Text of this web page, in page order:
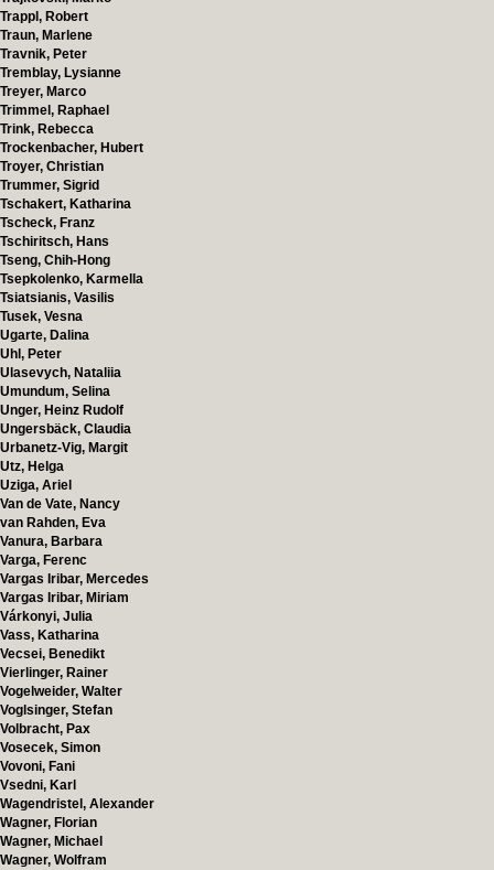
Trappl, Robert
Traun, Marlene
Travnik, Peter
Tremblay, Lysianne
Treyer, Marco
Trimmel, Raphael
Trink, Rebecca
Trockenbacher, Hubert
Troyer, Christian
Trummer, Sigrid
Tschakert, Katharina
Tscheck, Franz
Tschiritsch, Hans
Tseng, Chih-Hong
Tsepkolenko, Karmella
Tsiatsianis, Vasilis
Tusek, Vesna
Ugarte, Dalina
Uhl, Peter
Ulasevych, Nataliia
Umundum, Selina
Unger, Heinz Rudolf
Ungersbäck, Claudia
Urbanetz-Vig, Margit
Utz, Helga
Uziga, Ariel
Van de Vate, Nancy
van Rahden, Eva
Vanura, Barbara
Varga, Ferenc
Vargas Iribar, Mercedes
Vargas Iribar, Miriam
Várkonyi, Julia
Vass, Katharina
Vecsei, Benedikt
Vierlinger, Rainer
Vogelweider, Walter
Voglsinger, Stefan
Volbracht, Pax
Vosecek, Simon
Vovoni, Fani
Vsedni, Karl
Wagendristel, Alexander
Wagner, Florian
Wagner, Michael
Wagner, Wolfram